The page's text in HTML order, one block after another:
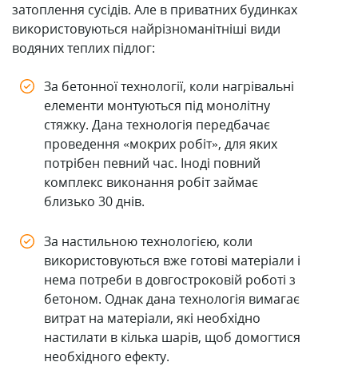
затоплення сусідів. Але в приватних будинках
використовуються найрізноманітніші види
водяних теплих підлог:
За бетонної технології, коли нагрівальні
елементи монтуються під монолітну
стяжку. Дана технологія передбачає
проведення «мокрих робіт», для яких
потрібен певний час. Іноді повний
комплекс виконання робіт займає
близько 30 днів.
За настильною технологією, коли
використовуються вже готові матеріали і
нема потреби в довгостроковій роботі з
бетоном. Однак дана технологія вимагає
витрат на матеріали, які необхідно
настилати в кілька шарів, щоб домогтися
необхідного ефекту.